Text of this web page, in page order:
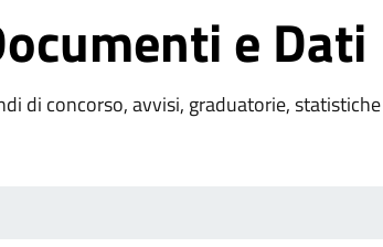
e Dati
di concorso, avvisi, graduatorie,